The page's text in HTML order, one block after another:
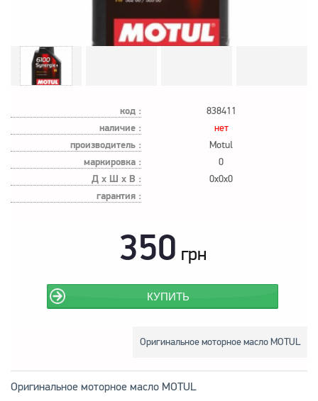
код : 838411
наличие : нет
производитель : Motul
маркировка : 0
Д х Ш х В : 0x0x0
гарантия :
350 грн
КУПИТЬ
Оригинальное моторное масло MOTUL
Оригинальное моторное масло MOTUL